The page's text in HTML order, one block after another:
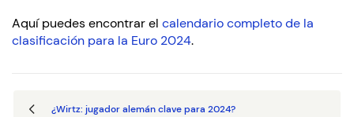
Aquí puedes encontrar el calendario completo de la
clasificación para la Euro 2024.
¿Wirtz: jugador alemán clave para 2024?